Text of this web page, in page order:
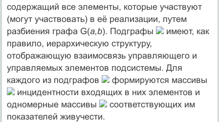
содержащий все элементы, которые участвуют
(могут участвовать) в её реализации, путем
разбиения графа G(a,b). Подграфы
имеют, как
правило, иерархическую структуру,
отображающую взаимосвязь управляющего и
управляемых элементов подсистемы. Для
каждого из подграфов
формируются массивы
инцидентности входящих в них элементов и
одномерные массивы
соответствующих им
показателей живучести.